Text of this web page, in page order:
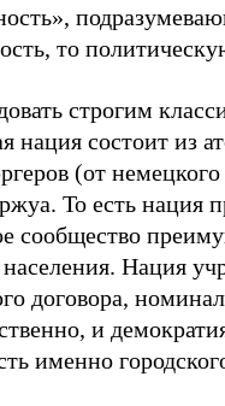
то
строгим
нация состоит из
(от
То есть нация
сообщество
населения. Нация
договора,
и
именно